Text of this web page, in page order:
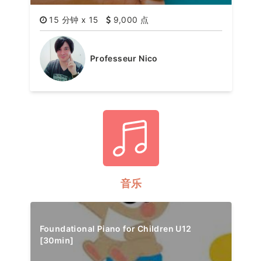
15 分钟 x 15 9,000 点
Professeur Nico
音乐
Foundational Piano for Children U12
[30min]